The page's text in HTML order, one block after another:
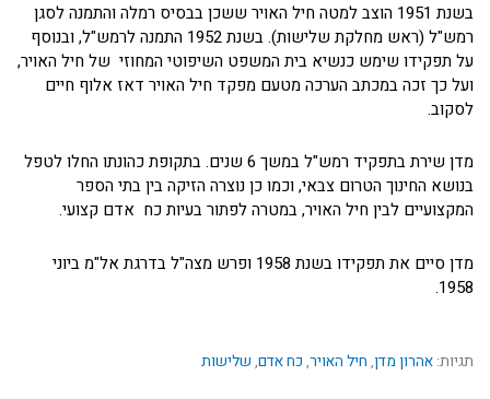
בשנת 1951 הוצב למטה חיל האויר ששכן בבסיס רמלה והתמנה לסגן
רמש"ל (ראש מחלקת שלישות). בשנת 1952 התמנה לרמש"ל, ובנוסף
על תפקידו שימש כנשיא בית המשפט השיפוטי המחוזי של חיל האויר,
ועל כך זכה במכתב הערכה מטעם מפקד חיל האויר דאז אלוף חיים
לסקוב.
מדן שירת בתפקיד רמש"ל במשך 6 שנים. בתקופת כהונתו החלו לטפל
בנושא החינוך הטרום צבאי, וכמו כן נוצרה הזיקה בין בתי הספר
המקצועיים לבין חיל האויר, במטרה לפתור בעיות כח אדם קצועי.
מדן סיים את תפקידו בשנת 1958 ופרש מצה"ל בדרגת אל"מ ביוני
1958.
תגיות: אהרון מדן, חיל האויר, כח אדם, שלישות